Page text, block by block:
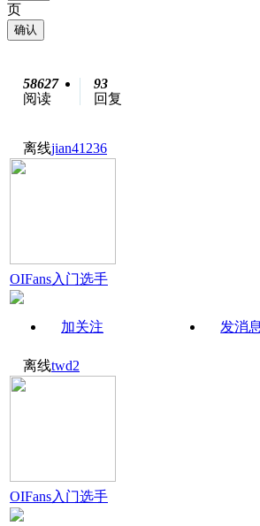
页
确认
58627
阅读
93
回复
离线jian41236
OIFans入门选手
加关注 发消息
离线twd2
OIFans入门选手